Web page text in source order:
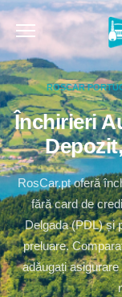
Skip
to
content
ROSCAR
Închirieri
RosCar.pt oferă
fără card de
Delgada (PDL) și
preluare.
adăugați